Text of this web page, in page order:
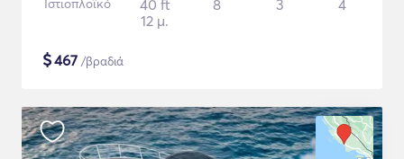
Ιστιοπλοϊκό
40 ft
12 μ.
8 3 4
$467 /βραδιά